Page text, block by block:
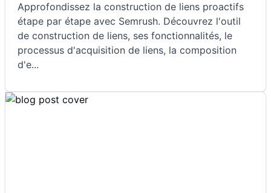
Approfondissez la construction de liens proactifs
étape par étape avec Semrush. Découvrez l'outil
de construction de liens, ses fonctionnalités, le
processus d'acquisition de liens, la composition
d'e...